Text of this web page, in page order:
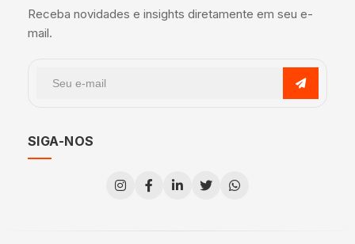
Receba novidades e insights diretamente em seu e-
mail.
SIGA-NOS